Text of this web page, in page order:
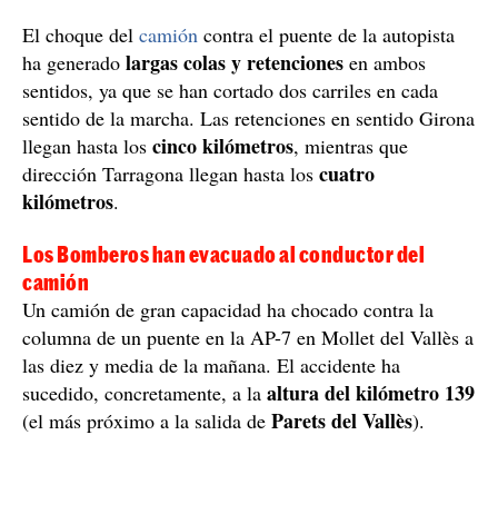
El choque del camión contra el puente de la autopista
ha generado largas colas y retenciones en ambos
sentidos, ya que se han cortado dos carriles en cada
sentido de la marcha. Las retenciones en sentido Girona
llegan hasta los cinco kilómetros, mientras que
dirección Tarragona llegan hasta los cuatro
kilómetros.